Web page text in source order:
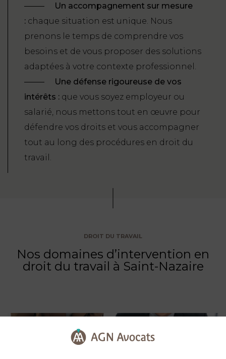
Un accompagnement sur mesure
: chaque situation est unique. Nous
prenons le temps de comprendre vos
besoins et de vous proposer des solutions
adaptées à votre contexte professionnel.
Une défense rigoureuse de vos
intérêts : que vous soyez employeur ou
salarié, nous mettons tout en œuvre pour
défendre vos droits et vous accompagner
tout au long des procédures en droit du
travail.
DROIT DU TRAVAIL
Nos domaines d’intervention en
droit du travail à Saint-Nazaire